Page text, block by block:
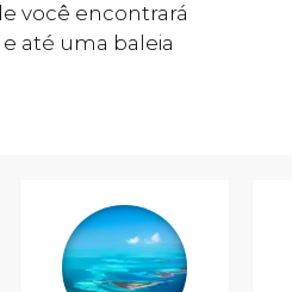
você encontrará
até uma baleia